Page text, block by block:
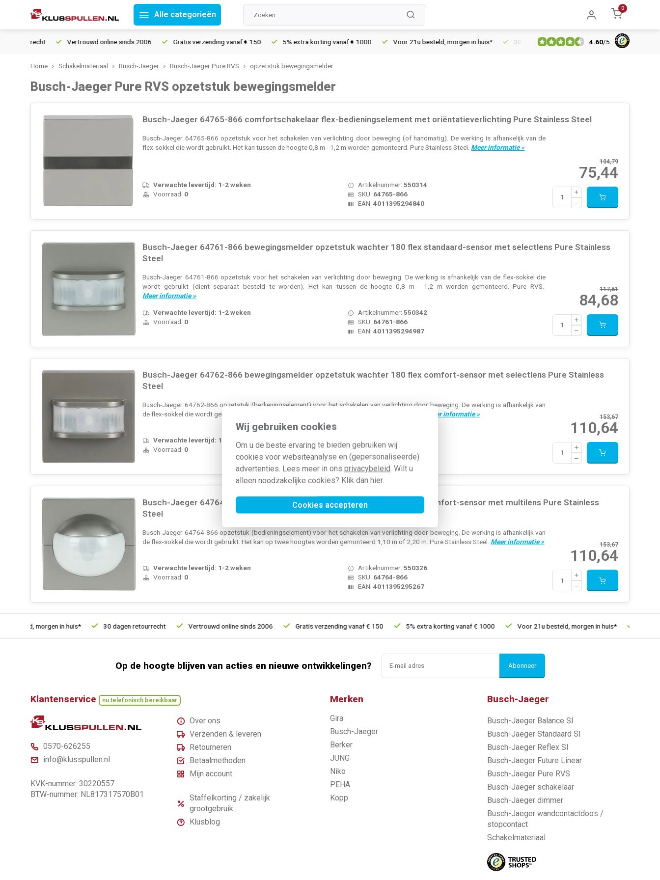
Wij gebruiken cookies
Om u de beste ervaring te bieden gebruiken wij
cookies voor websiteanalyse en (gepersonaliseerde)
advertenties. Lees meer in ons privacybeleid. Wilt u
alleen noodzakelijke cookies? Klik dan hier.
Cookies accepteren
Alle categorieën
0
Vertrouwd online sinds 2006 Gratis verzending vanaf € 150 5% extra korting vanaf € 1000 Voor 21u besteld, morgen in huis* 30 dagen retourrecht Vertrouwd online sinds
4.60/5
Home Schakelmateriaal Busch-Jaeger Busch-Jaeger Pure RVS opzetstuk bewegingsmelder
Busch-Jaeger Pure RVS opzetstuk bewegingsmelder
Busch-Jaeger 64765-866 comfortschakelaar flex-bedieningselement met oriëntatieverlichting Pure Stainless Steel
Busch-Jaeger 64765-866 opzetstuk voor het schakelen van verlichting door beweging (of handmatig). De werking is afhankelijk van de
flex-sokkel die wordt gebruikt. Het kan tussen de hoogte 0,8 m - 1,2 m worden gemonteerd. Pure Stainless Steel. Meer informatie »
104,79
75,44
Artikelnummer:550314
SKU: 64765-866
EAN:4011395294840
Verwachte levertijd: 1-2 weken
Voorraad: 0
Busch-Jaeger 64761-866 bewegingsmelder opzetstuk wachter 180 flex standaard-sensor met selectlens Pure Stainless
Steel
Busch-Jaeger 64761-866 opzetstuk voor het schakelen van verlichting door beweging. De werking is afhankelijk van de flex-sokkel die
wordt gebruikt (dient separaat besteld te worden). Het kan tussen de hoogte 0,8 m - 1,2 m worden gemonteerd. Pure RVS.
Meer informatie »
117,61
84,68
Artikelnummer:550342
SKU: 64761-866
EAN:4011395294987
Verwachte levertijd: 1-2 weken
Voorraad: 0
Busch-Jaeger 64762-866 bewegingsmelder opzetstuk wachter 180 flex comfort-sensor met selectlens Pure Stainless
Steel
Busch-Jaeger 64762-866 opzetstuk (bedieningselement) voor het schakelen van verlichting door beweging. De werking is afhankelijk van
de flex-sokkel die wordt gebruikt. Montagehoogte tussen de 0,8 m en 1,2 m. Pure Stainless Steel.
Meer informatie » 153,67
110,64
Artikelnummer:
SKU:64762-866
EAN:4011395295120
Verwachte levertijd: 1-2 weken
Voorraad: 0
Busch-Jaeger 64764-866 bewegingsmelder opzetstuk wachter 180 flex comfort-sensor met multilens Pure Stainless
Steel
Busch-Jaeger 64764-866 opzetstuk (bedieningselement) voor het schakelen van verlichting door beweging. De werking is afhankelijk van
de flex-sokkel die wordt gebruikt. Het kan op twee hoogtes worden gemonteerd 1,10 m of 2,20 m. Pure Stainless Steel. Meer informatie » 153,67
110,64
Artikelnummer:550326
SKU: 64764-866
EAN:4011395295267
Verwachte levertijd: 1-2 weken
Voorraad: 0
morgen in huis* 30 dagen retourrecht Vertrouwd online sinds 2006 Gratis verzending vanaf € 150 5% extra korting vanaf € 1000 Voor 21u besteld, morgen in huis* 30 dagen
Op de hoogte blijven van acties en nieuwe ontwikkelingen? Abonneer
Klantenservice nu telefonisch bereikbaar
0570-626255
info@klusspullen.nl
KVK-nummer: 30220557
BTW-nummer: NL817317570B01
Over ons
Verzenden & leveren
Retourneren
Betaalmethoden
Mijn account
Staffelkorting / zakelijk
grootgebruik
Klusblog
Merken
Gira
Busch-Jaeger
Berker
JUNG
Niko
PEHA
Kopp
Busch-Jaeger
Busch-Jaeger Balance SI
Busch-Jaeger Standaard SI
Busch-Jaeger Reflex SI
Busch-Jaeger Future Linear
Busch-Jaeger Pure RVS
Busch-Jaeger schakelaar
Busch-Jaeger dimmer
Busch-Jaeger wandcontactdoos /
stopcontact
Schakelmateriaal